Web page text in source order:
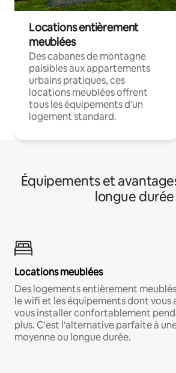
Locations entièrement
meublées
Des cabanes de montagne
paisibles aux appartements
urbains pratiques, ces
locations meublées offrent
tous les équipements d'un
logement standard.
Équipements et
longue durée
Locations meublées
Des logements entièrement
le wifi et les équipements dont vous
vous installer confortablement
plus. C'est l'alternative parfaite à
moyenne ou longue durée.